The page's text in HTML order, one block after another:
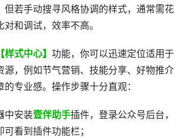
但若手动搜寻风格协调的样式，通常需花
和调试，效率不高。
【样式中心】 功能，你可以迅速定位适用于
源，例如节气营销、技能分享、好物推介
专业感。操作步骤十分直观：
中安装壹伴助手插件，登录公众号后台，
看到插件功能栏；